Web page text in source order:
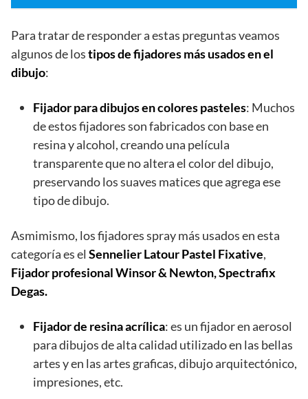
Para tratar de responder a estas preguntas veamos
algunos de lostipos de fijadores más usados en el
dibujo:
Fijador para dibujos en colores pasteles: Muchos
de estos fijadores son fabricados con base en
resina y alcohol, creando una película
transparente que no altera el color del dibujo,
preservando los suaves matices que agrega ese
tipo de dibujo.
Asmimismo, los fijadores spray más usados en esta
categoría es el Sennelier Latour Pastel Fixative,
Fijador profesional Winsor & Newton, Spectrafix
Degas.
Fijador de resina acrílica: es un fijador en aerosol
para dibujos de alta calidad utilizado en las bellas
artes y en las artes graficas, dibujo arquitectónico,
impresiones, etc.